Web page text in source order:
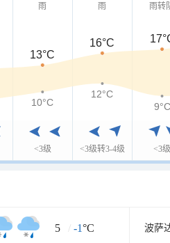
雨
<3级
雨
<3级转3-4级
雨转
<3级
13°C
16°C
10°C
12°C
9°C
5 / -1°C 波萨